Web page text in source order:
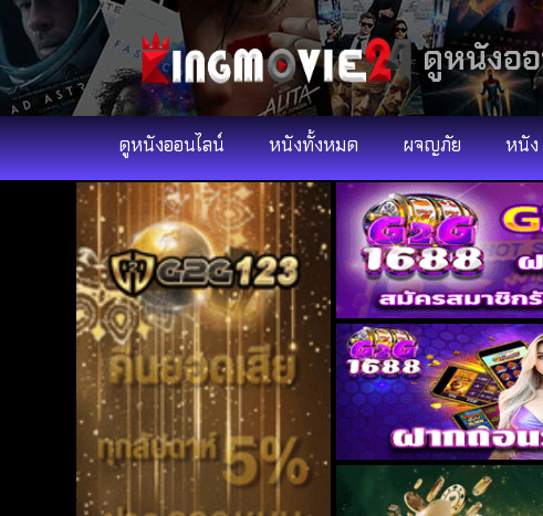
ดูหนังอ
ดูหนังออนไลน์ หนังทั้งหมด ผจญภัย หนัง